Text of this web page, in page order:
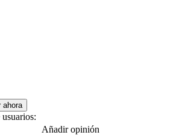
ahora
Añadir opinión